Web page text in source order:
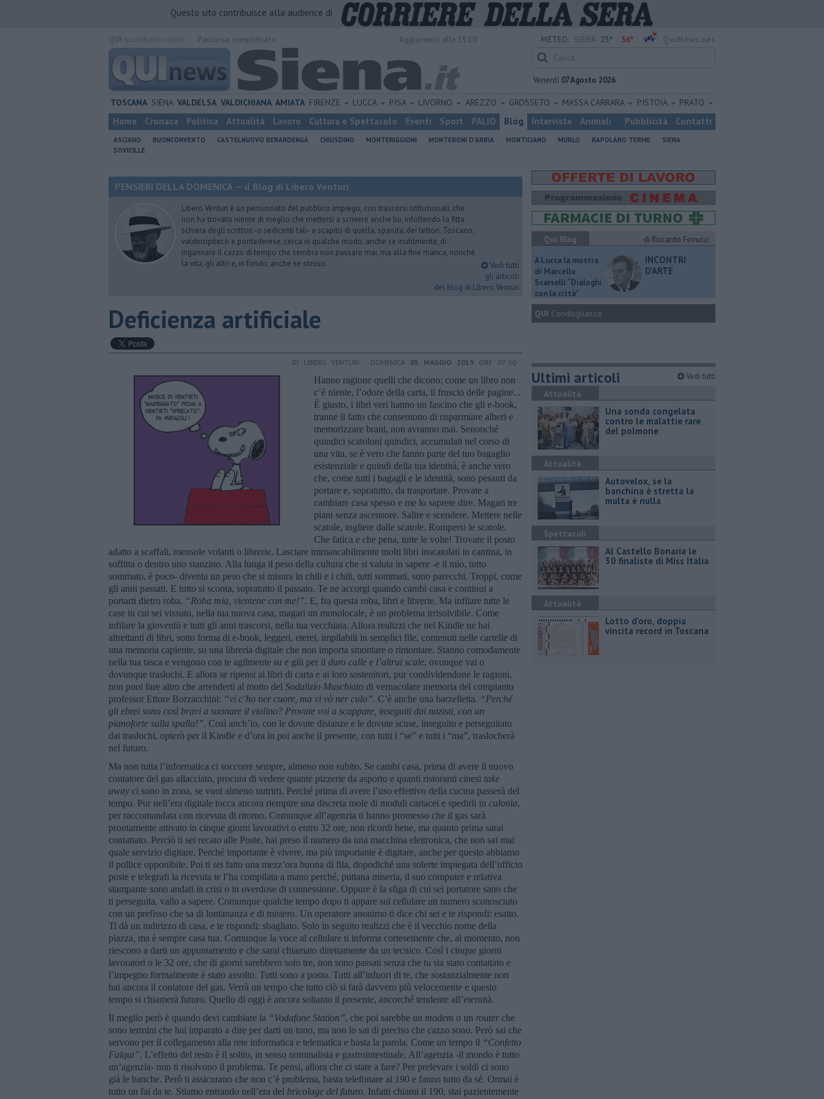
Questo sito contribuisce alla audience di
METEO: 23° 36°
Venerdì 07 Agosto 2026
TOSCANA SIENA VALDELSA VALDICHIANA AMIATA FIRENZE LUCCA PISA LIVORNO AREZZO GROSSETO MASSA CARRARA PISTOIA PRATO
Home Cronaca Politica Attualità Lavoro Cultura e Spettacolo Eventi Sport PALIO Blog Interviste Animali Pubblicità Contatti
ASCIANO BUONCONVENTO CASTELNUOVO BERARDENGA CHIUSDINO MONTERIGGIONI MONTERONI D'ARBIA MONTICIANO MURLO RAPOLANO TERME
SIENA
SOVICILLE
PENSIERI DELLA DOMENICA — il Blog di Libero Venturi
Libero Venturi è un pensionato del pubblico impiego, con trascorsi istituzionali, che
non ha trovato niente di meglio che mettersi a scrivere anche lui, infoltendo la fitta
schiera degli scrittori -o sedicenti tali- a scapito di quella, sparuta, dei lettori. Toscano,
valderopiteco e pontederese, cerca in qualche modo, anche se inutilmente, di
ingannare il cazzo di tempo che sembra non passare mai, ma alla fine manca, nonché
la vita, gli altri e, in fondo, anche se stesso.
Vedi tutti
gli articoli
del blog di Libero Venturi
​Deficienza artificiale
DI LIBERO VENTURI - DOMENICA 05 MAGGIO 2019 ORE 07:30
Hanno ragione quelli che dicono: come un libro non
c’è niente, l’odore della carta, il fruscio delle pagine...
È giusto, i libri veri hanno un fascino che gli e-book,
tranne il fatto che consentono di risparmiare alberi e
memorizzare brani, non avranno mai. Senonché
quindici scatoloni quindici, accumulati nel corso di
una vita, se è vero che fanno parte del tuo bagaglio
esistenziale e quindi della tua identità, è anche vero
che, come tutti i bagagli e le identità, sono pesanti da
portare e, sopratutto, da trasportare. Provate a
cambiare casa spesso e me lo saprete dire. Magari tre
piani senza ascensore. Salire e scendere. Mettere nelle
scatole, togliere dalle scatole. Rompersi le scatole.
Che fatica e che pena, tutte le volte! Trovare il posto
adatto a scaffali, mensole volanti o librerie. Lasciare immancabilmente molti libri inscatolati in cantina, in
soffitta o dentro uno stanzino. Alla lunga il peso della cultura che si valuta in sapere -e il mio, tutto
sommato, è poco- diventa un peso che si misura in chili e i chili, tutti sommati, sono parecchi. Troppi, come
gli anni passati. E tutto si sconta, sopratutto il passato. Te ne accorgi quando cambi casa e continui a
portarti dietro roba. “Roba mia, vientene con me!”. E, fra questa roba, libri e librerie. Ma infilare tutte le
case in cui sei vissuto, nella tua nuova casa, magari un monolocale, è un problema irrisolvibile. Come
infilare la gioventù e tutti gli anni trascorsi, nella tua vecchiaia. Allora realizzi che nel Kindle ne hai
altrettanti di libri, sotto forma di e-book, leggeri, eterei, impilabili in semplici file, contenuti nelle cartelle di
una memoria capiente, su una libreria digitale che non importa smontare o rimontare. Stanno comodamente
nella tua tasca e vengono con te agilmente su e giù per il duro calle e l’altrui scale, ovunque vai o
dovunque traslochi. E allora se ripensi ai libri di carta e ai loro sostenitori, pur condividendone le ragioni,
non puoi fare altro che arrenderti al motto del Sodalizio Muschiato di vernacolare memoria del compianto
professor Ettore Borzacchini: “vi c’ho ner cuore, ma vi vò ner culo”. C’è anche una barzelletta. “Perché
gli ebrei sono così bravi a suonare il violino? Provate voi a scappare, inseguiti dai nazisti, con un
pianoforte sulla spalla!”. Così anch’io, con le dovute distanze e le dovute scuse, inseguito e perseguitato
dai traslochi, opterò per il Kindle e d’ora in poi anche il presente, con tutti i “se” e tutti i “ma”, traslocherà
nel futuro.
Ma non tutta l’informatica ci soccorre sempre, almeno non subito. Se cambi casa, prima di avere il nuovo
contatore del gas allacciato, procura di vedere quante pizzerie da asporto e quanti ristoranti cinesi take
away ci sono in zona, se vuoi almeno nutrirti. Perché prima di avere l’uso effettivo della cucina passerà del
tempo. Pur nell’era digitale tocca ancora riempire una discreta mole di moduli cartacei e spedirli in culonia,
per raccomandata con ricevuta di ritorno. Comunque all’agenzia ti hanno promesso che il gas sarà
prontamente attivato in cinque giorni lavorativi o entro 32 ore, non ricordi bene, ma quanto prima sarai
contattato. Perciò ti sei recato alle Poste, hai preso il numero da una macchina elettronica, che non sai mai
quale servizio digitare. Perché importante è vivere, ma più importante è digitare, anche per questo abbiamo
il pollice opponibile. Poi ti sei fatto una mezz’ora buona di fila, dopodiché una solerte impiegata dell’ufficio
poste e telegrafi la ricevuta te l’ha compilata a mano perché, puttana miseria, il suo computer e relativa
stampante sono andati in crisi o in overdose di connessione. Oppure è la sfiga di cui sei portatore sano che
ti perseguita, vallo a sapere. Comunque qualche tempo dopo ti appare sul cellulare un numero sconosciuto
con un prefisso che sa di lontananza e di mistero. Un operatore anonimo ti dice chi sei e te rispondi: esatto.
Ti dà un indirizzo di casa, e te rispondi: sbagliato. Solo in seguito realizzi che è il vecchio nome della
piazza, ma è sempre casa tua. Comunque la voce al cellulare ti informa cortesemente che, al momento, non
riescono a darti un appuntamento e che sarai chiamato direttamente da un tecnico. Così i cinque giorni
lavoratori o le 32 ore, che di giorni sarebbero solo tre, non sono passati senza che tu sia stato contattato e
l’impegno formalmente è stato assolto. Tutti sono a posto. Tutti all’infuori di te, che sostanzialmente non
hai ancora il contatore del gas. Verrà un tempo che tutto ciò si farà davvero più velocemente e questo
tempo si chiamerà futuro. Quello di oggi è ancora soltanto il presente, ancorché tendente all’eternità.
Il meglio però è quando devi cambiare la “Vodafone Station ”, che poi sarebbe un modem o un router che
sono termini che hai imparato a dire per darti un tono, ma non lo sai di preciso che cazzo sono. Però sai che
servono per il collegamento alla rete informatica e telematica e basta la parola. Come un tempo il “Confetto
Falqui”. L’effetto del resto è il solito, in senso nominalista e gastrointestinale. All’agenzia -il mondo è tutto
un’agenzia- non ti risolvono il problema. Te pensi, allora che ci state a fare? Per prelevare i soldi ci sono
già le banche. Però ti assicurano che non c’è problema, basta telefonare al 190 e fanno tutto da sé. Ormai è
tutto un fai da te. Stiamo entrando nell’era del bricolage del futuro. Infatti chiami il 190, stai pazientemente
Qui Blog
di Riccardo Ferrucci
A Lucca la mostra
di Marcello
Scarselli “Dialoghi
con la città"
INCONTRI
D'ARTE
QUI Condoglianze
Ultimi articoli Vedi tutti
Attualità
Una sonda congelata
contro le malattie rare
del polmone
Attualità
Autovelox, se la
banchina è stretta la
multa è nulla
Spettacoli
Al Castello Bonaria le
30 finaliste di Miss Italia
Attualità
Lotto d'oro, doppia
vincita record in Toscana